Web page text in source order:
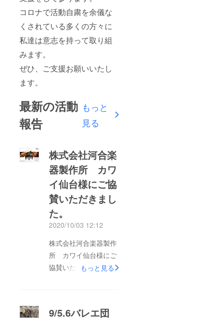
コロナで活動自粛を余儀な
くされている多くの方々に
私達は意志を持って取り組
みます。
ぜひ、ご支援お願いいたし
ます。
最新の活動
報告
もっと
見る
株式会社河合楽
器製作所 カワ
イ仙台様にご協
賛いただきまし
た。
2020/10/03 12:12
株式会社河合楽器製作
所 カワイ仙台様にご
協賛いただきました。
提供や公演で使用する
もっと見る
9/5.6バレエ団